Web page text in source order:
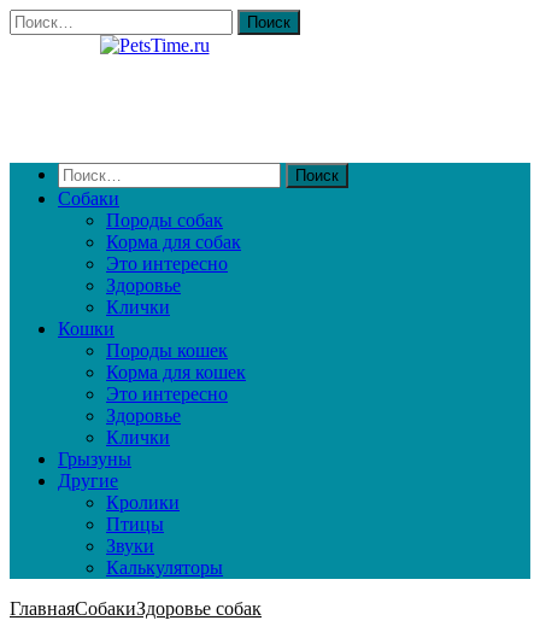
Собаки
Породы собак
Корма для собак
Это интересно
Здоровье
Клички
Кошки
Породы кошек
Корма для кошек
Это интересно
Здоровье
Клички
Грызуны
Другие
Кролики
Птицы
Звуки
Калькуляторы
ГлавнаяСобакиЗдоровье собак